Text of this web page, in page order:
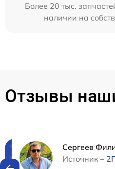
Более 20 тыс.
наличии на
Отзывы
Сергеев
Источник –
Нужна